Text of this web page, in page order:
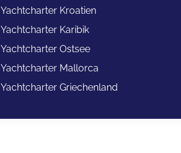
Yachtcharter Kroatien
Yachtcharter Karibik
Yachtcharter Ostsee
Yachtcharter Mallorca
Yachtcharter Griechenland